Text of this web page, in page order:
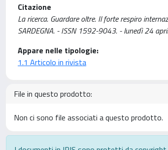
Citazione
La ricerca. Guardare oltre. Il forte respiro
SARDEGNA. - ISSN 1592-9043. - lunedì 24
Appare nelle tipologie:
1.1 Articolo in rivista
File in questo prodotto:
Non ci sono file associati a questo prodotto.